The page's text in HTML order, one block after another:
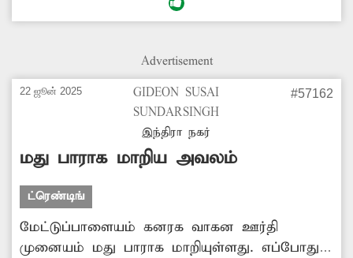
அதிகாரிகள் நடவடிக்கை எடுக்க வேண்டும்.
Advertisement
22 ஜூன் 2025
GIDEON SUSAI
SUNDARSINGH
இந்திரா நகர்
#57162
மது பாராக மாறிய அவலம்
ட்ரெண்டிங்
மேட்டுப்பாளையம் கனரக வாகன ஊர்தி
முனையம் மது பாராக மாறியுள்ளது. எப்போதும்